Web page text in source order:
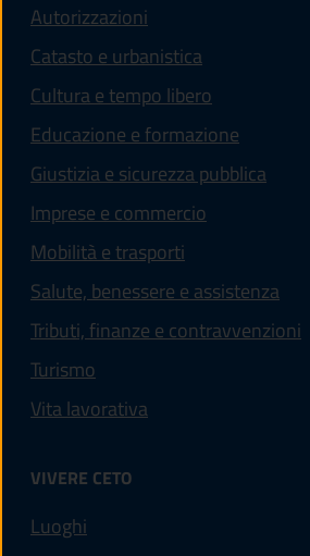
Autorizzazioni
Catasto e urbanistica
Cultura e tempo libero
Educazione e formazione
Giustizia e sicurezza pubblica
Imprese e commercio
Mobilità e trasporti
Salute, benessere e assistenza
Tributi, finanze e contravvenzioni
Turismo
Vita lavorativa
VIVERE CETO
Luoghi